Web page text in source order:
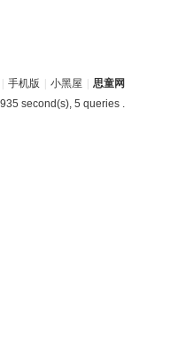
手机版 小黑屋
思童网
second(s), 5 queries .